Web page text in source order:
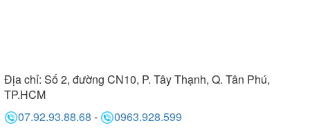
Địa chỉ: Số 2, đường CN10, P. Tây Thạnh, Q. Tân Phú,
TP.HCM
07.92.93.88.68 -
0963.928.599